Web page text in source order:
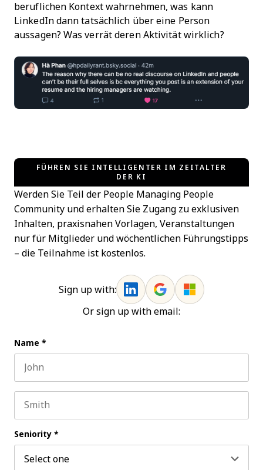
beruflichen Kontext wahrnehmen, was kann
LinkedIn dann tatsächlich über eine Person
aussagen? Was verrät deren Aktivität wirklich?
FÜHREN SIE INTELLIGENTER IM ZEITALTER
DER KI
Werden Sie Teil der People Managing People
Community und erhalten Sie Zugang zu exklusiven
Inhalten, praxisnahen Vorlagen, Veranstaltungen
nur für Mitglieder und wöchentlichen Führungstipps
– die Teilnahme ist kostenlos.
Sign up with:
Or sign up with email:
Name *
Seniority *